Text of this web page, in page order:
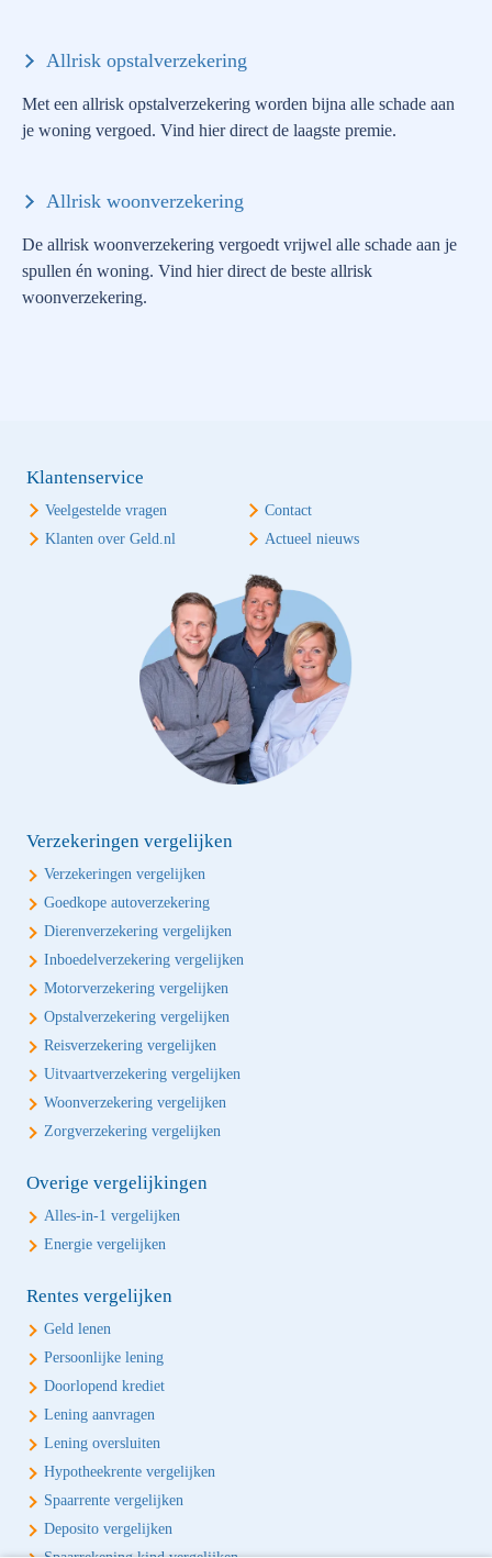
Allrisk opstalverzekering
Met een allrisk opstalverzekering worden bijna alle schade aan
je woning vergoed. Vind hier direct de laagste premie.
Allrisk woonverzekering
De allrisk woonverzekering vergoedt vrijwel alle schade aan je
spullen én woning. Vind hier direct de beste allrisk
woonverzekering.
Klantenservice
Veelgestelde vragen
Contact
Klanten over Geld.nl
Actueel nieuws
Verzekeringen vergelijken
Verzekeringen vergelijken
Goedkope autoverzekering
Dierenverzekering vergelijken
Inboedelverzekering vergelijken
Motorverzekering vergelijken
Opstalverzekering vergelijken
Reisverzekering vergelijken
Uitvaartverzekering vergelijken
Woonverzekering vergelijken
Zorgverzekering vergelijken
Overige vergelijkingen
Alles-in-1 vergelijken
Energie vergelijken
Rentes vergelijken
Geld lenen
Persoonlijke lening
Doorlopend krediet
Lening aanvragen
Lening oversluiten
Hypotheekrente vergelijken
Spaarrente vergelijken
Deposito vergelijken